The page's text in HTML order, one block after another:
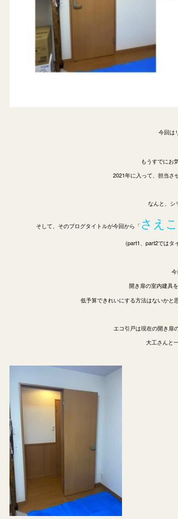
今回は
もうすでにお
2021年に入って、担当さ
なんと、シ
そして、そのブログタイトルが今回から「 さえ
(part1、part2ではタ
開き扉の室内建具
低予算できれいにする方法はないかと
エコ引戸は現在の開き扉
大工さんと